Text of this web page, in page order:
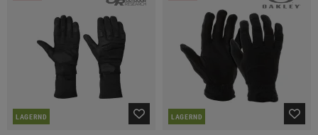
LAGERND LAGERND